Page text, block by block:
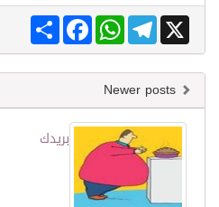
Share
FacebookWhatsAppTelegram X
بريدك